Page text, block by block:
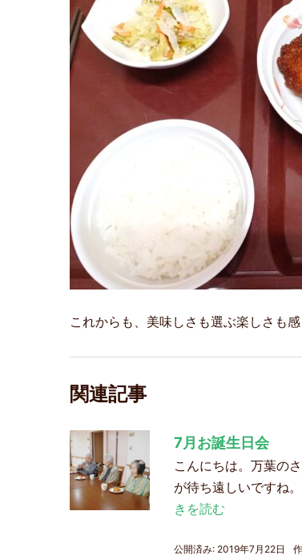
これからも、美味しさも選ぶ楽しさも
関連記事
7月お誕生日会
こんにちは。万葉の
が待ち遠しいですね
きを読む
公開済み: 2019年7月22日